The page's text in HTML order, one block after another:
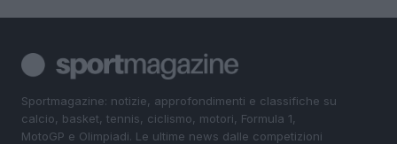
Sportmagazine: notizie, approfondimenti e classifiche su
calcio, basket, tennis, ciclismo, motori, Formula 1,
MotoGP e Olimpiadi. Le ultime news dalle competizioni